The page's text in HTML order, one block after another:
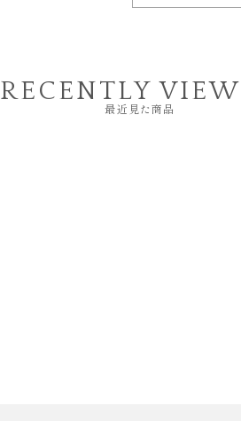
RECENTLY
最近見た商品